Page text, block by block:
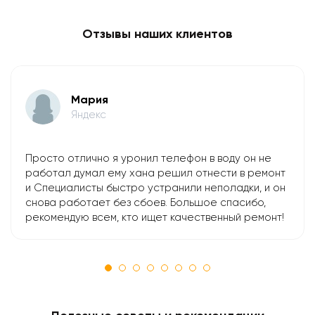
Отзывы наших клиентов
Мария
Яндекс
Просто отлично я уронил телефон в воду он не
работал думал ему хана решил отнести в ремонт
и Специалисты быстро устранили неполадки, и он
снова работает без сбоев. Большое спасибо,
рекомендую всем, кто ищет качественный ремонт!